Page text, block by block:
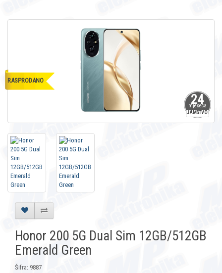
24
mjeseca
JAMSTVO
RASPRODANO
Honor 200 5G Dual Sim 12GB/512GB
Emerald Green
Šifra: 9887